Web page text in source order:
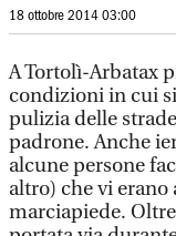
18 ottobre 2014 03:00
A Tortolì-Arbatax
condizioni in cui
pulizia delle
padrone. Anche
alcune persone
altro) che vi
marciapiede.